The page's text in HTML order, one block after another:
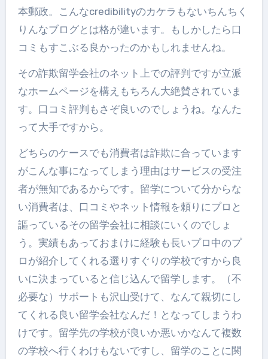
本郵政。こんなcredibilityのカケラもないちんちく
りんなブログとは格が違います。もしかしたら口
コミもすこぶる良かったのかもしれませんね。
その詐欺留学会社のネット上での評判ですが立派
なホームページを構えもちろん大絶賛されていま
す。口コミ評判もさぞ良いのでしょうね。なんた
って大手ですから。
どちらのケースでも消費者は詐欺に合っています
がこんな事になってしまう理由はサービスの受注
者が無知であるからです。留学について分からな
い消費者は、口コミやネット情報を頼りにプロと
謳っているその留学会社に相談にいくのでしょ
う。実績もあっておまけに経験も長いプロ中のプ
ロが紹介してくれる選りすぐりの学校ですから良
いに決まっていると信じ込んで留学します。（不
必要な）サポートも沢山受けて、なんて親切にし
てくれる良い留学会社なんだ！となってしまうわ
けです。留学先の学校が良いか悪いかなんて複数
の学校へ行くわけもないですし、留学のことに関